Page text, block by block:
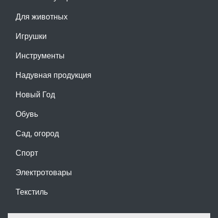
Для животных
Игрушки
Инструменты
Надувная продукция
Новый Год
Обувь
Сад, огород
Спорт
Электротовары
Текстиль